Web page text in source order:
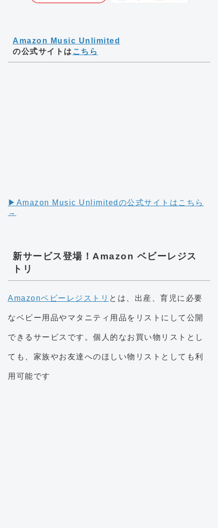
Amazon Music Unlimited
の公式サイトは こちら
▶︎Amazon Music Unlimitedの公式サイトはこちら
→
新サービス登場！Amazon ベビーレジス
トリ
Amazonベビーレジストリ とは、出産、育児に必要
なベビー用品やマタニティ用品をリストにして公開
できるサービスです。個人的なお買い物リストとし
ても、家族やお友達へのほしい物リストとしても利
用可能です